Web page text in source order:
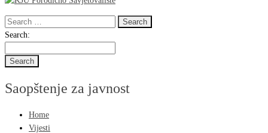
Search
for:
Search
Search:
Saopštenje za javnost
Home
Vijesti